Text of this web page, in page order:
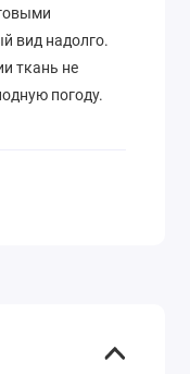
вид надолго.
ткань не
погоду.